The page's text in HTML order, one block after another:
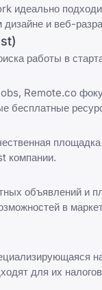
дизайне и веб-
работы в
Remote.co
бесплатные
компании.
объявлений и
в
на
для их